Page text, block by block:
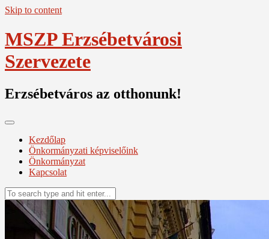
Skip to content
MSZP Erzsébetvárosi
Szervezete
Erzsébetváros az otthonunk!
Kezdőlap
Önkormányzati képviselőink
Önkormányzat
Kapcsolat